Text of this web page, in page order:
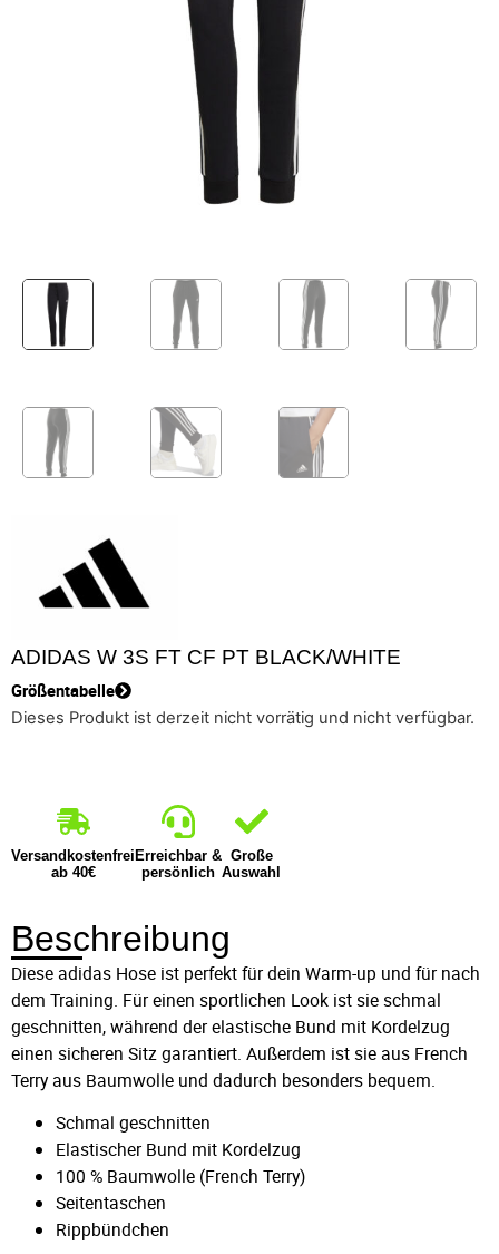
ADIDAS W 3S FT CF PT BLACK/WHITE
Größentabelle
Dieses Produkt ist derzeit nicht vorrätig und nicht verfügbar.
Versandkostenfrei
ab 40€
Erreichbar &
persönlich
Große
Auswahl
Beschreibung
Diese adidas Hose ist perfekt für dein Warm-up und für nach
dem Training. Für einen sportlichen Look ist sie schmal
geschnitten, während der elastische Bund mit Kordelzug
einen sicheren Sitz garantiert. Außerdem ist sie aus French
Terry aus Baumwolle und dadurch besonders bequem.
Schmal geschnitten
Elastischer Bund mit Kordelzug
100 % Baumwolle (French Terry)
Seitentaschen
Rippbündchen